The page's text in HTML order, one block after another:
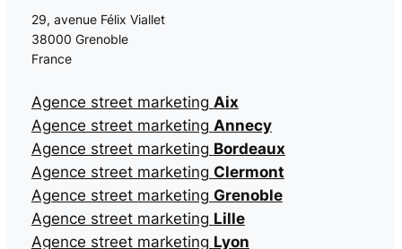
29, avenue Félix Viallet
38000 Grenoble
France
Agence street marketing Aix
Agence street marketing Annecy
Agence street marketing Bordeaux
Agence street marketing Clermont
Agence street marketing Grenoble
Agence street marketing Lille
Agence street marketing Lyon